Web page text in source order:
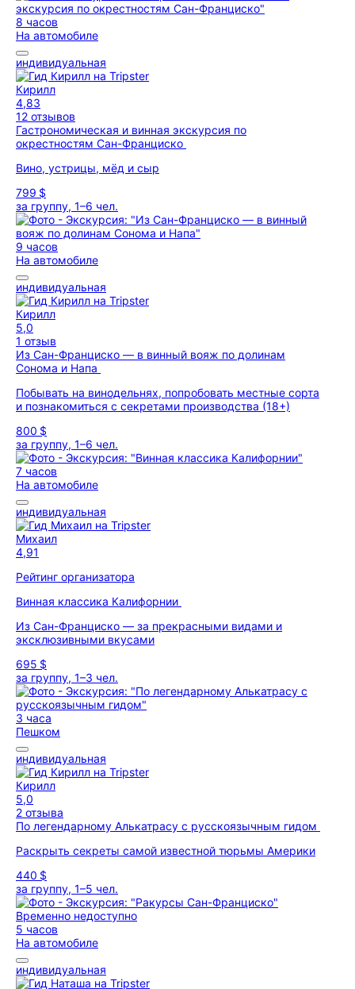
8 часов
На автомобиле
индивидуальная
Кирилл
4,83
12 отзывов
Гастрономическая и винная экскурсия по
окрестностям Сан-Франциско
Вино, устрицы, мёд и сыр
799 $
за группу, 1–6 чел.
9 часов
На автомобиле
индивидуальная
Кирилл
5,0
1 отзыв
Из Сан-Франциско — в винный вояж по долинам
Сонома и Напа
Побывать на винодельнях, попробовать местные сорта
и познакомиться с секретами производства (18+)
800 $
за группу, 1–6 чел.
7 часов
На автомобиле
индивидуальная
Михаил
4,91
Рейтинг организатора
Винная классика Калифорнии
Из Сан-Франциско — за прекрасными видами и
эксклюзивными вкусами
695 $
за группу, 1–3 чел.
3 часа
Пешком
индивидуальная
Кирилл
5,0
2 отзыва
По легендарному Алькатрасу с русскоязычным гидом
Раскрыть секреты самой известной тюрьмы Америки
440 $
за группу, 1–5 чел.
Временно недоступно
5 часов
На автомобиле
индивидуальная